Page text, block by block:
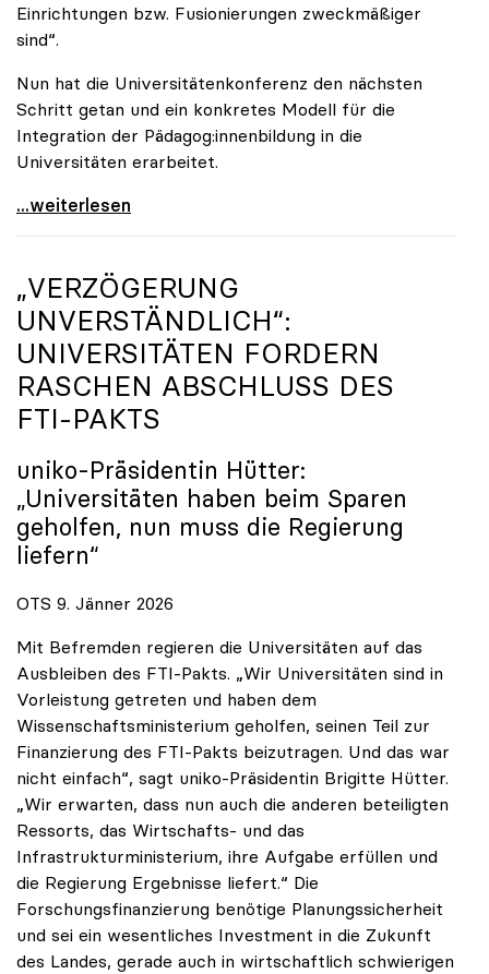
Einrichtungen bzw. Fusionierungen zweckmäßiger
sind“.
Nun hat die Universitätenkonferenz den nächsten
Schritt getan und ein konkretes Modell für die
Integration der Pädagog:innenbildung in die
Universitäten erarbeitet.
Schools of Education an den Universitäten: Für
...weiterlesen
„VERZÖGERUNG
UNVERSTÄNDLICH“:
UNIVERSITÄTEN FORDERN
RASCHEN ABSCHLUSS DES
FTI-PAKTS
uniko-Präsidentin Hütter:
„Universitäten haben beim Sparen
geholfen, nun muss die Regierung
liefern“
OTS 9. Jänner 2026
Mit Befremden regieren die Universitäten auf das
Ausbleiben des FTI-Pakts. „Wir Universitäten sind in
Vorleistung getreten und haben dem
Wissenschaftsministerium geholfen, seinen Teil zur
Finanzierung des FTI-Pakts beizutragen. Und das war
nicht einfach“, sagt uniko-Präsidentin Brigitte Hütter.
„Wir erwarten, dass nun auch die anderen beteiligten
Ressorts, das Wirtschafts- und das
Infrastrukturministerium, ihre Aufgabe erfüllen und
die Regierung Ergebnisse liefert.“ Die
Forschungsfinanzierung benötige Planungssicherheit
und sei ein wesentliches Investment in die Zukunft
des Landes, gerade auch in wirtschaftlich schwierigen